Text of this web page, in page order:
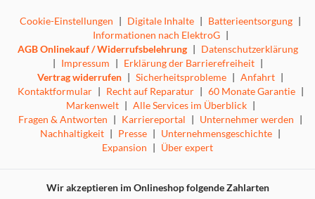
Cookie-Einstellungen | Digitale Inhalte | Batterieentsorgung |
Informationen nach ElektroG |
AGB Onlinekauf / Widerrufsbelehrung | Datenschutzerklärung
| Impressum | Erklärung der Barrierefreiheit |
Vertrag widerrufen | Sicherheitsprobleme | Anfahrt |
Kontaktformular | Recht auf Reparatur | 60 Monate Garantie |
Markenwelt | Alle Services im Überblick |
Fragen & Antworten | Karriereportal | Unternehmer werden |
Nachhaltigkeit | Presse | Unternehmensgeschichte |
Expansion | Über expert
Wir akzeptieren im Onlineshop folgende Zahlarten